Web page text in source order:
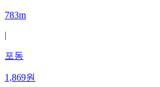
783m
|
포동
1,869원